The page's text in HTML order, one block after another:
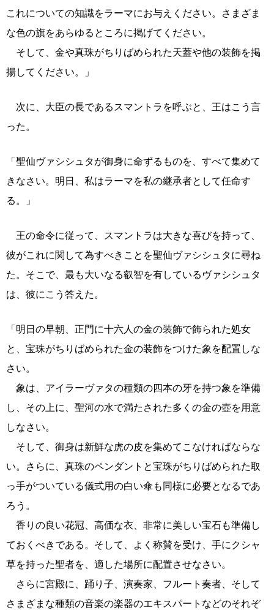
これについての知識をラーマにお与えください。さまざま
な色の旗をあらゆるところに掲げてください。
そして、金や真珠がちりばめられた天蓋や他の装飾を掲
揚してください。」
次に、大臣の長であるスマントラを呼ぶと、王はこう言
った。
「聖仙ヴァシシュタが御身に命ずるものを、すべて集めて
きなさい。明日、私はラーマを私の継承者として任命す
る。」
王の命令に従って、スマントラは大きな喜びを持って、
彼がこれに関して為すべきことを聖仙ヴァシシュタに尋ね
た。そこで、最も大いなる叡智を有しているヴァシシュタ
は、彼にこう答えた。
「明日の早朝、正門に十六人の金の装飾で飾られた処女
と、宝珠がちりばめられた金の装飾をつけた象を配置しな
さい。
象は、アイラーヴァタの種類の四本の牙を持つ象を準備
し、その上に、聖河の水で満たされた多くの金の壺を用意
しなさい。
そして、御身は新鮮な虎の皮を集めてこなければならな
い。さらに、真珠のペンダントと宝珠がちりばめられた取
っ手がついている儀式用の白い傘も同様に必要となるであ
ろう。
香りの良い花冠、高価な衣、非常に美しい宝石も準備し
ておくべきである。そして、よく称賛を受け、手にクシャ
草を持った聖者を、適した場所に配置させなさい。
さらに宮殿に、踊り子、演奏家、フルート奏者、そして
さまざまな種類の音楽の楽器のエキスパートなどのそれぞ